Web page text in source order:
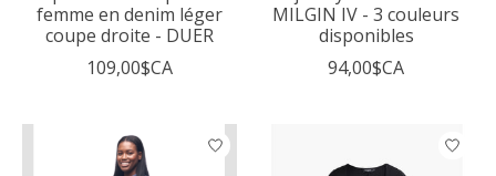
femme en denim léger
coupe droite - DUER
109,00$CA
MILGIN IV - 3 couleurs
disponibles
94,00$CA